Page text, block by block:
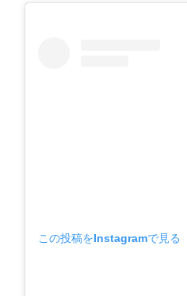
この投稿をInstagramで見る